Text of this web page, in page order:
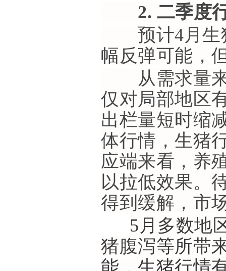
2. 二季度行
预计4月生
幅反弹可能，
从需求量来
仅对局部地区
出栏量短时缩
体行情，生猪
应端来看，养
以拉低效果。
得到缓解，市
5月多数地
猪腹泻等所带
能，生猪行情